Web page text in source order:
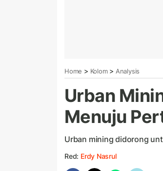
Home > Kolom> Analysis
Urban
Menuju
Urban mining didorong
Red: Erdy Nasrul